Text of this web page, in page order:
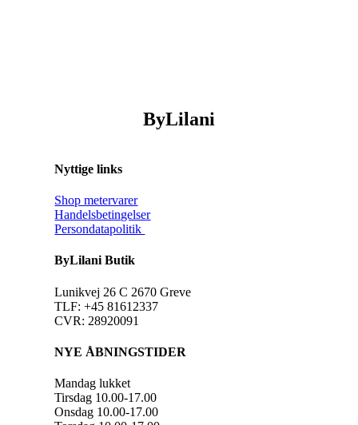
ByLilani
Nyttige links
Shop metervarer
Handelsbetingelser
Persondatapolitik
ByLilani Butik
Lunikvej 26 C 2670 Greve
TLF: +45 81612337
CVR: 28920091
NYE ÅBNINGSTIDER
Mandag lukket
Tirsdag 10.00-17.00
Onsdag 10.00-17.00